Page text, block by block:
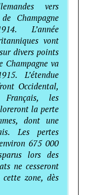
vers
Champagne
L’année
vont
divers points
va
L’étendue
Occidental,
les
la perte
dont une
Les pertes
675 000
lors des
ne cesseront
zone, dès